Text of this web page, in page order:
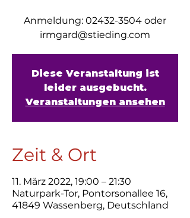
Anmeldung: 02432-3504 oder
irmgard@stieding.com
Diese Veranstaltung ist
leider ausgebucht.
Veranstaltungen ansehen
Zeit & Ort
11. März 2022, 19:00 – 21:30
Naturpark-Tor, Pontorsonallee 16,
41849 Wassenberg, Deutschland